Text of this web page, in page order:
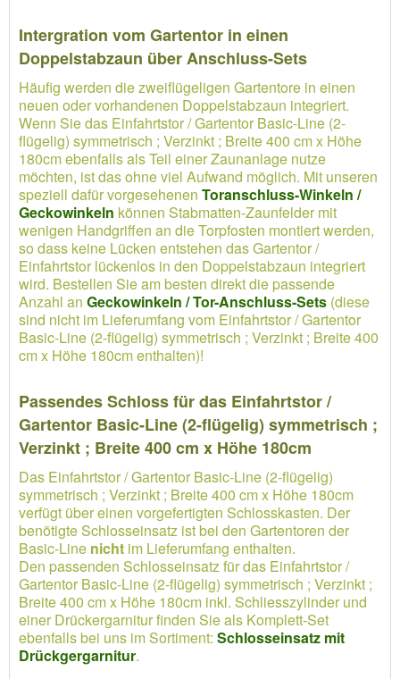
Intergration vom Gartentor in einen
Doppelstabzaun über Anschluss-Sets
Häufig werden die zweiflügeligen Gartentore in einen
neuen oder vorhandenen Doppelstabzaun integriert.
Wenn Sie das Einfahrtstor / Gartentor Basic-Line (2-
flügelig) symmetrisch ; Verzinkt ; Breite 400 cm x Höhe
180cm ebenfalls als Teil einer Zaunanlage nutze
möchten, ist das ohne viel Aufwand möglich. Mit unseren
speziell dafür vorgesehenen Toranschluss-Winkeln /
Geckowinkeln können Stabmatten-Zaunfelder mit
wenigen Handgriffen an die Torpfosten montiert werden,
so dass keine Lücken entstehen das Gartentor /
Einfahrtstor lückenlos in den Doppelstabzaun integriert
wird. Bestellen Sie am besten direkt die passende
Anzahl an Geckowinkeln / Tor-Anschluss-Sets (diese
sind nicht im Lieferumfang vom Einfahrtstor / Gartentor
Basic-Line (2-flügelig) symmetrisch ; Verzinkt ; Breite 400
cm x Höhe 180cm enthalten)!
Passendes Schloss für das Einfahrtstor /
Gartentor Basic-Line (2-flügelig) symmetrisch ;
Verzinkt ; Breite 400 cm x Höhe 180cm
Das Einfahrtstor / Gartentor Basic-Line (2-flügelig)
symmetrisch ; Verzinkt ; Breite 400 cm x Höhe 180cm
verfügt über einen vorgefertigten Schlosskasten. Der
benötigte Schlosseinsatz ist bei den Gartentoren der
Basic-Line nicht im Lieferumfang enthalten.
Den passenden Schlosseinsatz für das Einfahrtstor /
Gartentor Basic-Line (2-flügelig) symmetrisch ; Verzinkt ;
Breite 400 cm x Höhe 180cm inkl. Schliesszylinder und
einer Drückergarnitur finden Sie als Komplett-Set
ebenfalls bei uns im Sortiment: Schlosseinsatz mit
Drückgergarnitur.